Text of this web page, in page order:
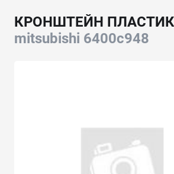
КРОНШТЕЙН
mitsubishi 6400c948